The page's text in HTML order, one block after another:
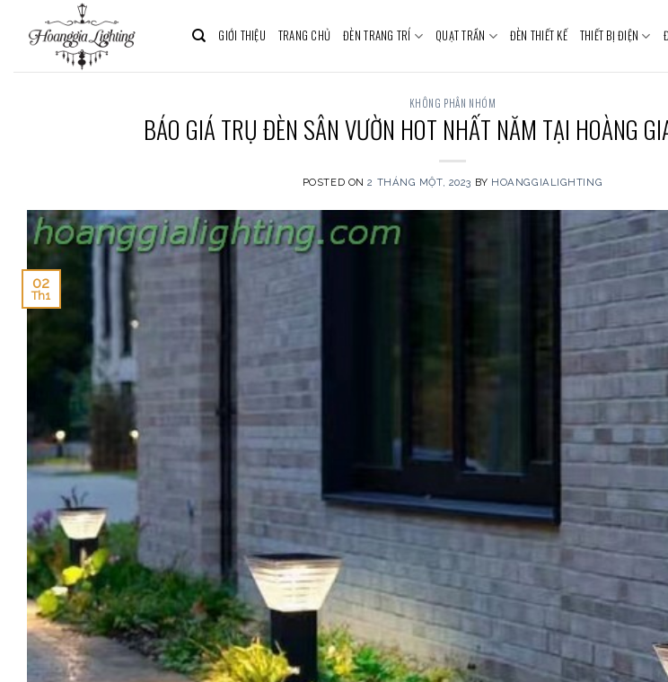
GIỚI THIỆU TRANG CHỦ ĐÈN TRANG TRÍ QUẠT TRẦN ĐÈN THIẾT KẾ THIẾT BỊ ĐIỆN
KHÔNG PHÂN NHÓM
BÁO GIÁ TRỤ ĐÈN SÂN VƯỜN HOT NHẤT NĂM TẠI HOÀNG
POSTED ON2 THÁNG MỘT, 2023 BY HOANGGIALIGHTING
02
Th1